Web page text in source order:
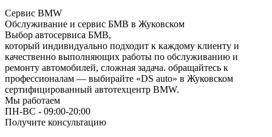
Сервис BMW
Обслуживание и сервис БМВ в Жуковском
Выбор автосервиса БМВ,
который индивидуально подходит к каждому клиенту и
качественно выполняющих работы по обслуживанию и
ремонту автомобилей, сложная задача. обращайтесь к
профессионалам — выбирайте «DS auto» в Жуковском
сертифицированный автотехцентр BMW.
Мы работаем
ПН-ВC - 09:00-20:00
Получите консультацию